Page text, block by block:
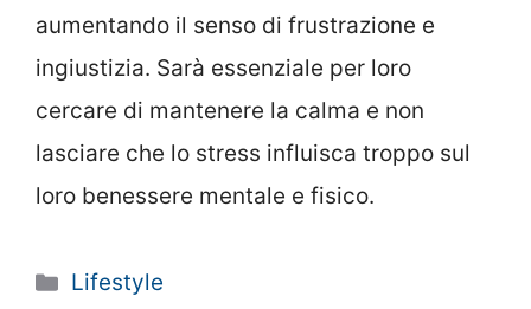
aumentando il senso di frustrazione e
ingiustizia. Sarà essenziale per loro
cercare di mantenere la calma e non
lasciare che lo stress influisca troppo sul
loro benessere mentale e fisico.
Categorie
Lifestyle